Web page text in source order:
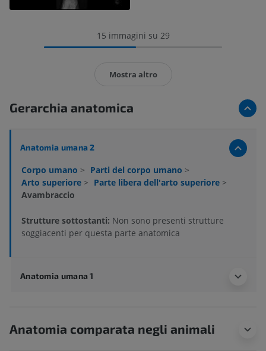
15 immagini su 29
Mostra altro
Gerarchia anatomica
Anatomia umana 2
Corpo umano > Parti del corpo umano >
Arto superiore > Parte libera dell'arto superiore >
Avambraccio
Strutture sottostanti: Non sono presenti strutture
soggiacenti per questa parte anatomica
Anatomia umana 1
Anatomia comparata negli animali